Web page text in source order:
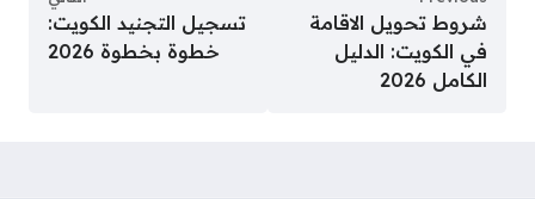
شروط تحويل الاقامة
في الكويت: الدليل
الكامل 2026
تسجيل التجنيد الكويت:
خطوة بخطوة 2026